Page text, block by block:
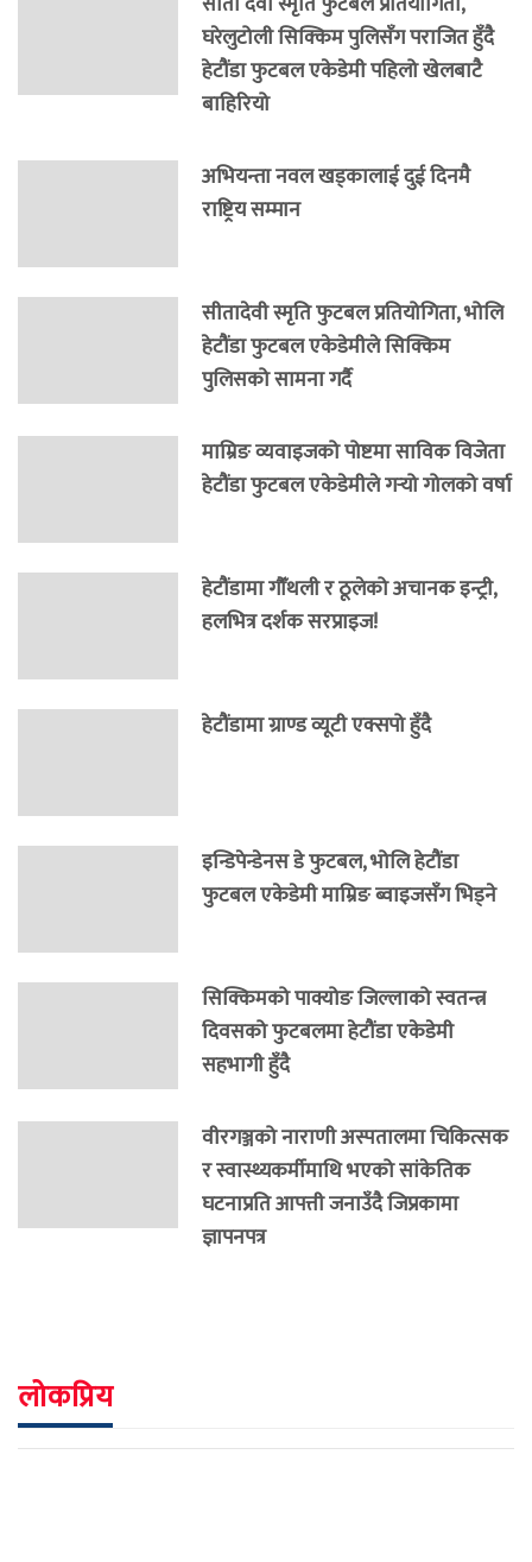
घरेलुटोली सिक्किम पुलिसँग पराजित हुँदै
हेटौंडा फुटबल एकेडेमी पहिलो खेलबाटै
बाहिरियो
अभियन्ता नवल खड्कालाई दुई दिनमै
राष्ट्रिय सम्मान
सीतादेवी स्मृति फुटबल प्रतियोगिता, भोलि
हेटौंडा फुटबल एकेडेमीले सिक्किम
पुलिसको सामना गर्दै
माम्रिङ व्यवाइजको पोष्टमा साविक विजेता
हेटौंडा फुटबल एकेडेमीले गर्‍यो गोलको वर्षा
हेटौंडामा गौँथली र ठूलेको अचानक इन्ट्री,
हलभित्र दर्शक सरप्राइज!
हेटौंडामा ग्राण्ड व्यूटी एक्सपो हुँदै
इन्डिपेन्डेनस डे फुटबल, भोलि हेटौंडा
फुटबल एकेडेमी माम्रिङ ब्वाइजसँग भिड्ने
सिक्किमको पाक्योङ जिल्लाको स्वतन्त्र
दिवसको फुटबलमा हेटौंडा एकेडेमी
सहभागी हुँदै
वीरगञ्जको नाराणी अस्पतालमा चिकित्सक
र स्वास्थ्यकर्मीमाथि भएको सांकेतिक
घटनाप्रति आपत्ती जनाउँदै जिप्रकामा
ज्ञापनपत्र
लोकप्रिय